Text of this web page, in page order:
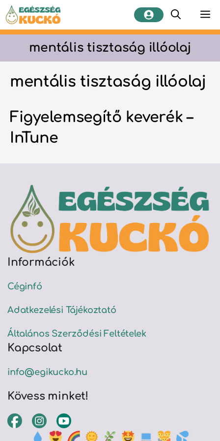
Kilépés
tartalomba
mentális tisztaság illóolaj
mentális tisztaság illóolaj
Figyelemsegítő keverék –
InTune
Információk
Céginfó
Adatkezelési Tájékoztató
Általános Szerződési Feltételek
Kapcsolat
info@egikucko.hu
Kövess minket!